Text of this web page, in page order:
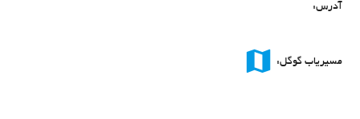
آدرس:
مسیریاب گوگل: map